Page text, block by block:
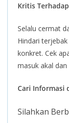
Kritis
Selalu cermat
Hindari
konkret. Cek
masuk akal
Cari Informasi
Silahkan